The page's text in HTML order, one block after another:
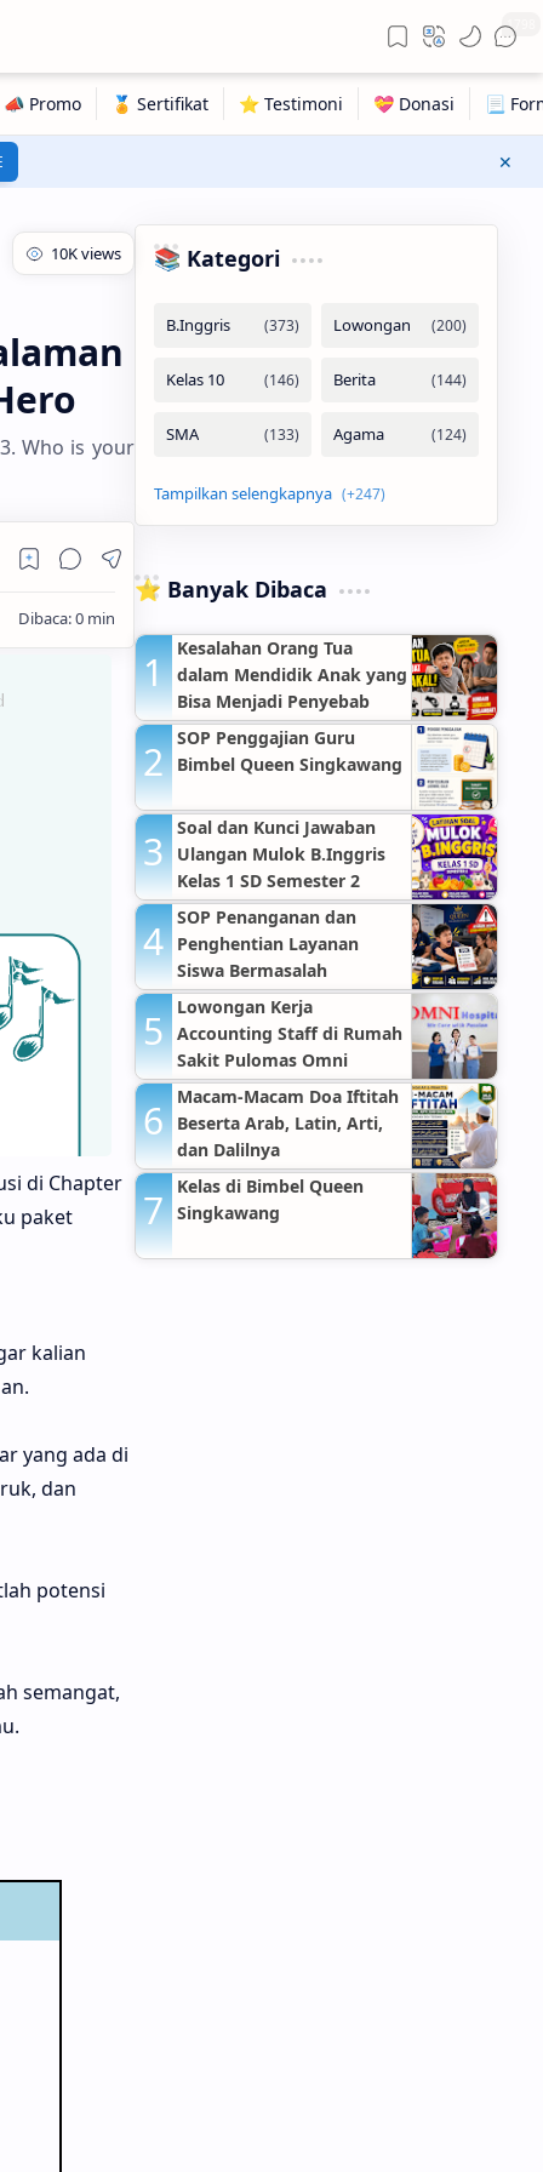
1798
Who is your
di Chapter
paket
kalian
yang ada di
dan
potensi
semangat,
📚 Kategori
⭐ Banyak Dibaca
Kesalahan Orang Tua
dalam Mendidik Anak yang
Bisa Menjadi Penyebab
Anak Nakal
SOP Penggajian Guru
Bimbel Queen Singkawang
Soal dan Kunci Jawaban
Ulangan Mulok B.Inggris
Kelas 1 SD Semester 2
SOP Penanganan dan
Penghentian Layanan
Siswa Bermasalah
Lowongan Kerja
Accounting Staff di Rumah
Sakit Pulomas Omni
Hospitals Jakarta Timur
Macam-Macam Doa Iftitah
Beserta Arab, Latin, Arti,
dan Dalilnya
Kelas di Bimbel Queen
Singkawang